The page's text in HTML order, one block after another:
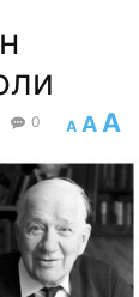
A A A
0